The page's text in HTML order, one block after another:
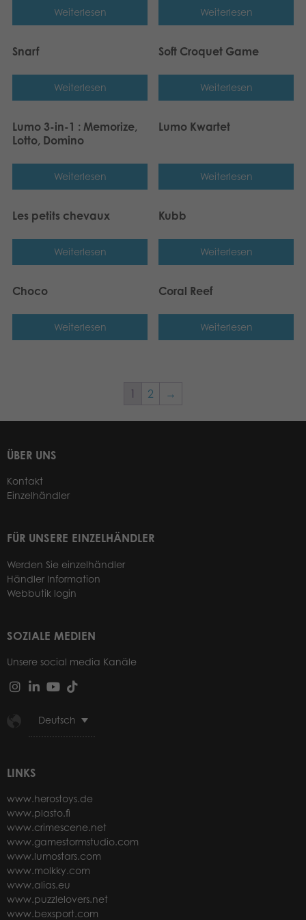
Weiterlesen Weiterlesen
Snarf
Weiterlesen
Soft Croquet Game
Weiterlesen
Lumo 3-in-1 : Memorize,
Lotto, Domino
Weiterlesen
Lumo Kwartet
Weiterlesen
Les petits chevaux
Weiterlesen
Kubb
Weiterlesen
Choco
Weiterlesen
Coral Reef
Weiterlesen
1 2 →
ÜBER UNS
Kontakt
Einzelhändler
FÜR UNSERE EINZELHÄNDLER
Werden Sie einzelhändler
Händler Information
Webbutik login
SOZIALE MEDIEN
Unsere social media Kanäle
Deutsch
LINKS
www.herostoys.de
www.plasto.fi
www.crimescene.net
www.gamestormstudio.com
www.lumostars.com
www.molkky.com
www.alias.eu
www.puzzlelovers.net
www.bexsport.com